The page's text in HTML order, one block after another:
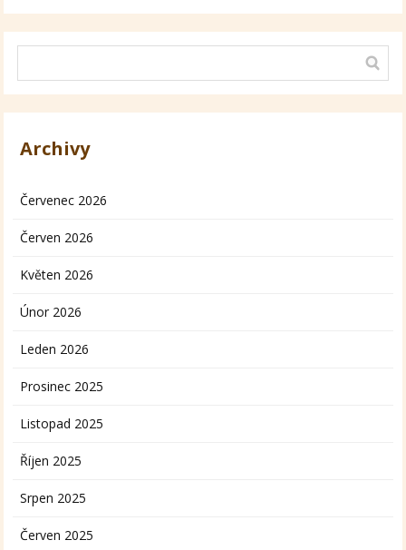
Archivy
Červenec 2026
Červen 2026
Květen 2026
Únor 2026
Leden 2026
Prosinec 2025
Listopad 2025
Říjen 2025
Srpen 2025
Červen 2025